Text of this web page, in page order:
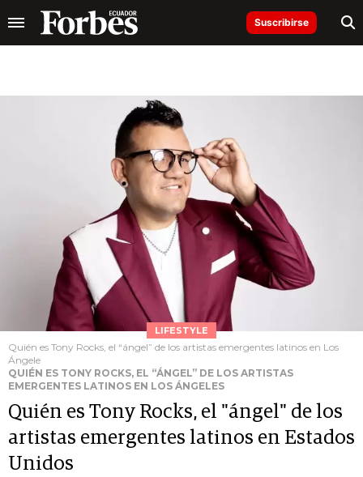
Suscribirse
LIFESTYLE
Quién es Tony Rocks, el “ángel” de los artistas emergentes latinos en Los
Ángele
QUIÉN ES TONY ROCKS, EL “ÁNGEL” DE LOS ARTISTAS
EMERGENTES LATINOS EN LOS ÁNGELES
Quién es Tony Rocks, el "ángel" de los
artistas emergentes latinos en Estados
Unidos